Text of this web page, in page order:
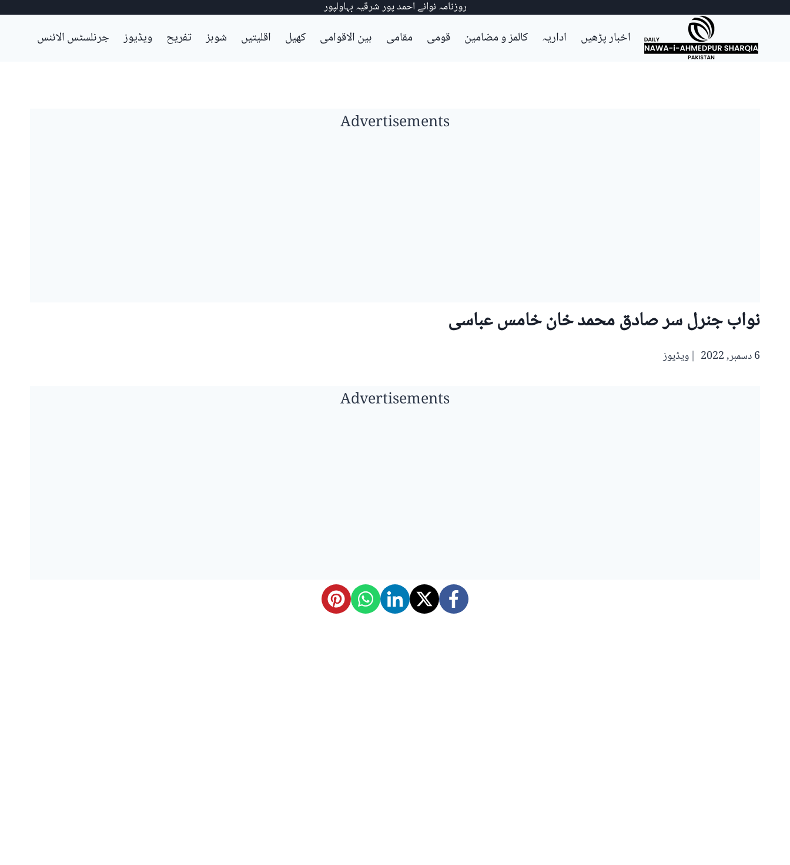
Skip
روزنامہ نوائے احمد پور شرقیہ بہاولپور
اخبار پڑھیں اداریہ کالمز و مضامین قومی مقامی بین الاقوامی کھیل اقلیتیں شوبز تفریح ویڈیوز جرنلسٹس الائنس
Advertisements
نواب جنرل سر صادق محمد خان خامس عباسی
6 دسمبر, 2022 ویڈیوز
Advertisements